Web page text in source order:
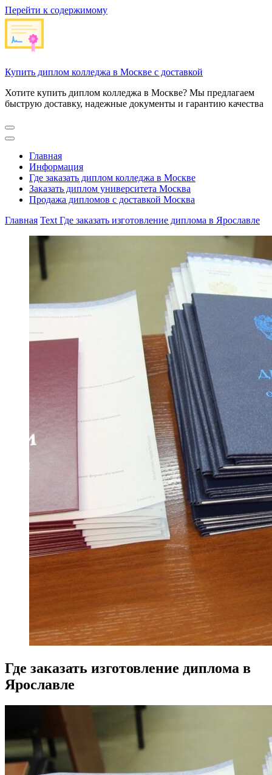
Перейти к содержимому
Купить диплом колледжа в Москве с доставкой
Хотите купить диплом колледжа в Москве? Мы предлагаем
быструю доставку, надежные документы и гарантию качества
Главная
Информация
Где заказать диплом колледжа в Москве
Заказать диплом университета Москва
Продажа дипломов с доставкой Москва
Главная Text Где заказать изготовление диплома в Ярославле
Где заказать изготовление диплома в
Ярославле